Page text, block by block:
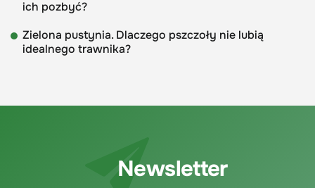
ich pozbyć?
Zielona pustynia. Dlaczego pszczoły nie lubią
idealnego trawnika?
Newsletter